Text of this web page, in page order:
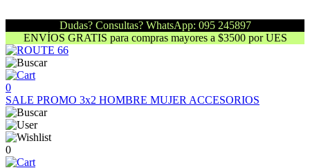
Dudas? Consultas? WhatsApp: 095 245897
ENVÍOS GRATIS para compras mayores a $3500 por UES
0
SALE PROMO 3x2 HOMBRE MUJER ACCESORIOS
0